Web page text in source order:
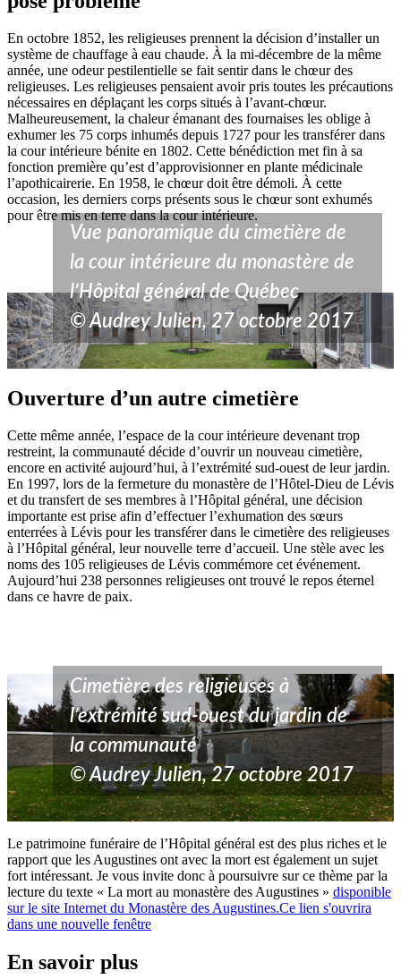
En octobre 1852, les religieuses prennent la décision d’installer un
système de chauffage à eau chaude. À la mi-décembre de la même
année, une odeur pestilentielle se fait sentir dans le chœur des
religieuses. Les religieuses pensaient avoir pris toutes les précautions
nécessaires en déplaçant les corps situés à l’avant-chœur.
Malheureusement, la chaleur émanant des fournaises les oblige à
exhumer les 75 corps inhumés depuis 1727 pour les transférer dans
la cour intérieure bénite en 1802. Cette bénédiction met fin à sa
fonction première qu’est d’approvisionner en plante médicinale
l’apothicairerie. En 1958, le chœur doit être démoli. À cette
occasion, les derniers corps présents sous le chœur sont exhumés
pour être mis en terre dans la cour intérieure.
Vue panoramique du cimetière de
la cour intérieure du monastère de
l’Hôpital général de Québec
© Audrey Julien, 27 octobre 2017
Ouverture d’un autre cimetière
Cette même année, l’espace de la cour intérieure devenant trop
restreint, la communauté décide d’ouvrir un nouveau cimetière,
encore en activité aujourd’hui, à l’extrémité sud-ouest de leur jardin.
En 1997, lors de la fermeture du monastère de l’Hôtel-Dieu de Lévis
et du transfert de ses membres à l’Hôpital général, une décision
importante est prise afin d’effectuer l’exhumation des sœurs
enterrées à Lévis pour les transférer dans le cimetière des religieuses
à l’Hôpital général, leur nouvelle terre d’accueil. Une stèle avec les
noms des 105 religieuses de Lévis commémore cet événement.
Aujourd’hui 238 personnes religieuses ont trouvé le repos éternel
dans ce havre de paix.
Cimetière des religieuses à
l’extrémité sud-ouest du jardin de
la communauté
© Audrey Julien, 27 octobre 2017
Le patrimoine funéraire de l’Hôpital général est des plus riches et le
rapport que les Augustines ont avec la mort est également un sujet
fort intéressant. Je vous invite donc à poursuivre sur ce thème par la
lecture du texte « La mort au monastère des Augustines » disponible
sur le site Internet du Monastère des Augustines.Ce lien s'ouvrira
dans une nouvelle fenêtre
En savoir plus